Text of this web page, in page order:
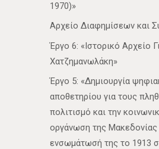
1970)»
Αρχείο Διαφημίσεων και
Έργο 6: «Ιστορικό Αρχείο
Χατζημανωλάκη»
Έργο 5: «Δημιουργία
αποθετηρίου για τους
πολιτισμό και την
οργάνωση της Μακεδονίας
ενσωμάτωσή της το 1913